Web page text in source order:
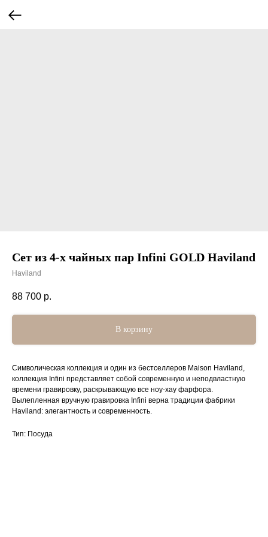
Сет из 4-х чайных пар Infini GOLD Haviland
Haviland
88 700 р.
В корзину
Символическая коллекция и один из бестселлеров Maison Haviland,
коллекция Infini представляет собой современную и неподвластную
времени гравировку, раскрывающую все ноу-хау фарфора.
Вылепленная вручную гравировка Infini верна традиции фабрики
Haviland: элегантность и современность.
Тип: Посуда